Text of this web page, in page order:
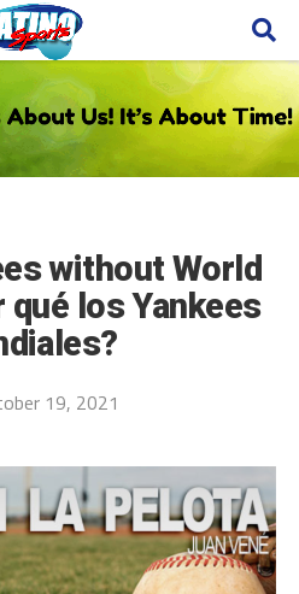
without World
qué los Yankees
19, 2021